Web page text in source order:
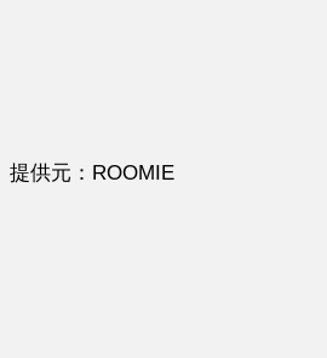
提供元：ROOMIE